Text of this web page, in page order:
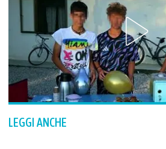
LEGGI ANCHE